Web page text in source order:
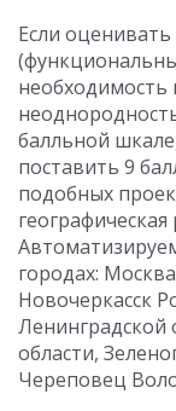
Если
необходимость
балльной
поставить 9
подобных
городах:
Новочеркасск
Ленинградской
области,
Череповец